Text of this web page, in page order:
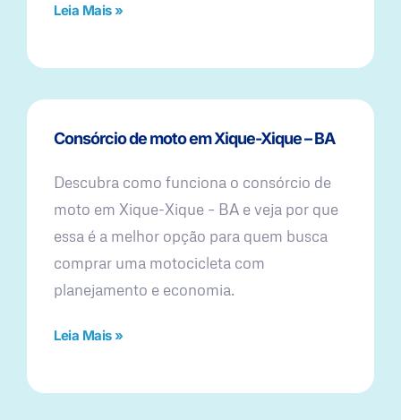
Leia Mais »
Consórcio de moto em Xique-Xique – BA
Descubra como funciona o consórcio de
moto em Xique-Xique – BA e veja por que
essa é a melhor opção para quem busca
comprar uma motocicleta com
planejamento e economia.
Leia Mais »